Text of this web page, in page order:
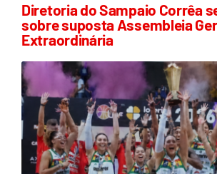
Diretoria do Sampaio Corrêa
sobre suposta Assembleia
Extraordinária